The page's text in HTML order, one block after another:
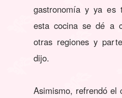
gastronomía y ya es
esta cocina se dé a
otras regiones y
dijo.
Asimismo, refrendó el